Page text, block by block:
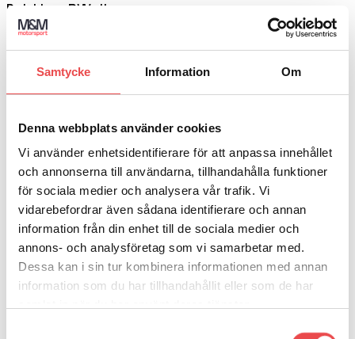
Samtycke Information Om
Denna webbplats använder cookies
Vi använder enhetsidentifierare för att anpassa innehållet
och annonserna till användarna, tillhandahålla funktioner
för sociala medier och analysera vår trafik. Vi
vidarebefordrar även sådana identifierare och annan
information från din enhet till de sociala medier och
annons- och analysföretag som vi samarbetar med.
Dessa kan i sin tur kombinera informationen med annan
information som du har tillhandahållit eller som de har
alternativen
kan
produktsidan
Balaklava RW-4
495kr
varianter.
De
alternativen
kan
väljas
Sparco overall Martini Racing
13 395kr
Välj alternativ
Den
här
produkten
har
varianter.
De
Add to wishlist
Blå
Svart
Svart/Gul